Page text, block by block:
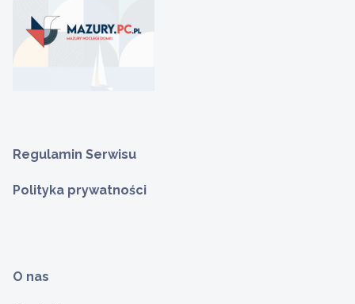
Regulamin Serwisu
Polityka prywatności
O nas